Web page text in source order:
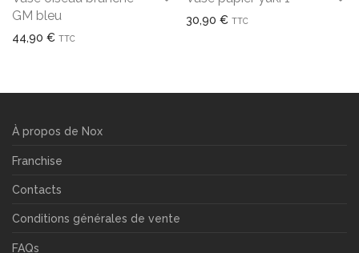
GM bleu
44,90 € TTC
30,90 € TTC
À propos de Nox
Franchise
Contacts
Conditions générales de vente
FAQs